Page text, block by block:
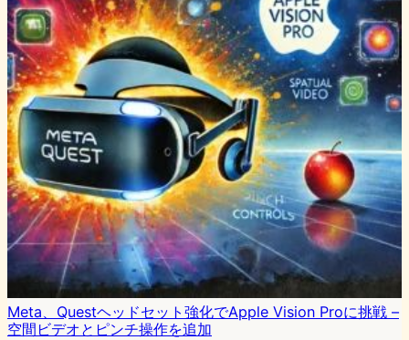
Meta、Questヘッドセット強化でApple Vision Proに挑戦 –
空間ビデオとピンチ操作を追加